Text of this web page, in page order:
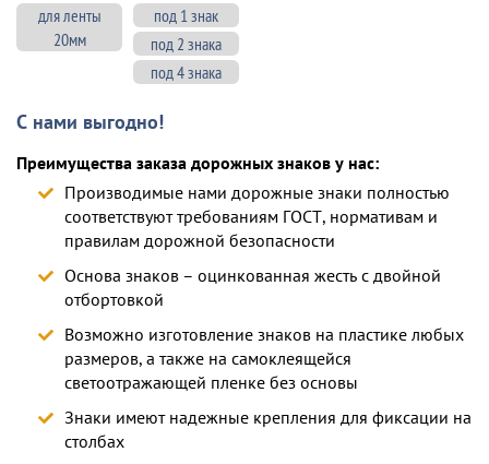
для ленты
20мм
под 1 знак
под 2 знака
под 4 знака
С нами выгодно!
Преимущества заказа дорожных знаков у нас:
Производимые нами дорожные знаки полностью
соответствуют требованиям ГОСТ, нормативам и
правилам дорожной безопасности
Основа знаков – оцинкованная жесть с двойной
отбортовкой
Возможно изготовление знаков на пластике любых
размеров, а также на самоклеящейся
светоотражающей пленке без основы
Знаки имеют надежные крепления для фиксации на
столбах